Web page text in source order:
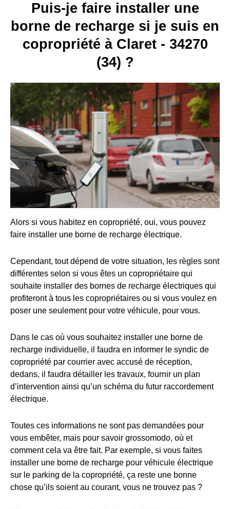
Puis-je faire installer une
borne de recharge si je suis en
copropriété à Claret - 34270
(34) ?
Alors si vous habitez en copropriété, oui, vous pouvez
faire installer une borne de recharge électrique.
Cependant, tout dépend de votre situation, les règles sont
différentes selon si vous êtes un copropriétaire qui
souhaite installer des bornes de recharge électriques qui
profiteront à tous les copropriétaires ou si vous voulez en
poser une seulement pour votre véhicule, pour vous.
Dans le cas où vous souhaitez installer une borne de
recharge individuelle, il faudra en informer le syndic de
copropriété par courrier avec accusé de réception,
dedans, il faudra détailler les travaux, fournir un plan
d’intervention ainsi qu’un schéma du futur raccordement
électrique.
Toutes ces informations ne sont pas demandées pour
vous embêter, mais pour savoir grossomodo, où et
comment cela va être fait. Par exemple, si vous faites
installer une borne de recharge pour véhicule électrique
sur le parking de la copropriété, ça reste une bonne
chose qu’ils soient au courant, vous ne trouvez pas ?